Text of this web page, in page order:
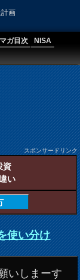
画
ガ目次
NISA
スポンサードリンク
資
い
使い分け
いしまーす